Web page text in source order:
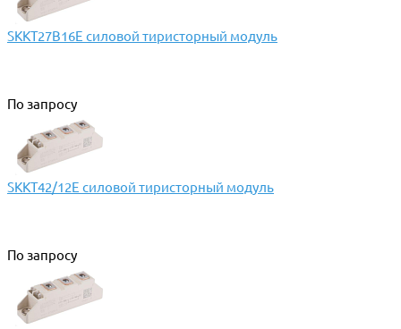
SKKT27B16E силовой тиристорный модуль
По запросу
SKKT42/12E силовой тиристорный модуль
По запросу